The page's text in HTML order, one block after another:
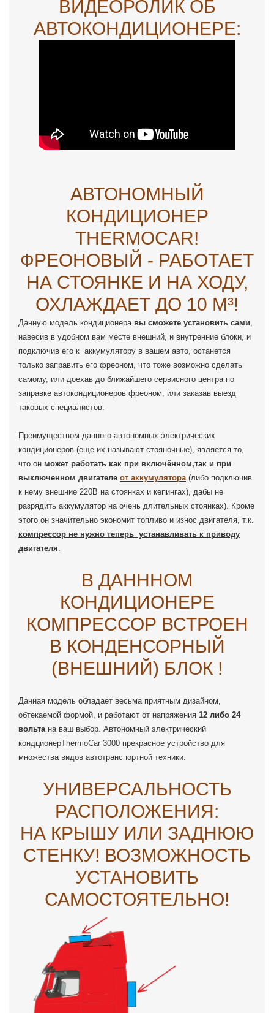
ВИДЕОРОЛИК ОБ
АВТОКОНДИЦИОНЕРЕ:
АВТОНОМНЫЙ
КОНДИЦИОНЕР
THERMOCAR!
ФРЕОНОВЫЙ - РАБОТАЕТ
НА СТОЯНКЕ И НА ХОДУ,
ОХЛАЖДАЕТ ДО 10 М³!
Данную модель кондиционера вы сможете установить сами,
навесив в удобном вам месте внешний, и внутренние блоки, и
подключив его к аккумулятору в вашем авто, останется
только заправить его фреоном, что тоже возможно сделать
самому, или доехав до ближайшего сервисного центра по
заправке автокондиционеров фреоном, или заказав выезд
таковых специалистов.
Преимуществом данного автономных электрических
кондиционеров (еще их называют стояночные), является то,
что он может работать как при включённом,так и при
выключенном двигателе от аккумулятора(либо подключив
к нему внешние 220В на стоянках и кепингах), дабы не
разрядить аккумулятор на очень длительных стоянках). Кроме
этого он значительно экономит топливо и износ двигателя, т.к.
компрессор не нужно теперь устанавливать к приводу
двигателя.
В ДАНННОМ
КОНДИЦИОНЕРЕ
КОМПРЕССОР ВСТРОЕН
В КОНДЕНСОРНЫЙ
(ВНЕШНИЙ) БЛОК !
Данная модель обладает весьма приятным дизайном,
обтекаемой формой, и работают от напряжения 12 либо 24
вольтана ваш выбор. Автономный электрический
кондционерThermoCar 3000 прекрасное устройство для
множества видов автотранспортной техники.
УНИВЕРСАЛЬНОСТЬ
РАСПОЛОЖЕНИЯ:
НА КРЫШУ ИЛИ ЗАДНЮЮ
СТЕНКУ! ВОЗМОЖНОСТЬ
УСТАНОВИТЬ
САМОСТОЯТЕЛЬНО!